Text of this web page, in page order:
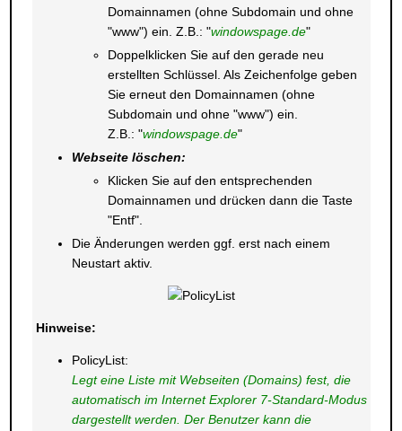
Domainnamen (ohne Subdomain und ohne
"www") ein. Z.B.: "windowspage.de"
Doppelklicken Sie auf den gerade neu
erstellten Schlüssel. Als Zeichenfolge geben
Sie erneut den Domainnamen (ohne
Subdomain und ohne "www") ein.
Z.B.: "windowspage.de"
Webseite löschen:
Klicken Sie auf den entsprechenden
Domainnamen und drücken dann die Taste
"Entf".
Die Änderungen werden ggf. erst nach einem
Neustart aktiv.
Hinweise:
PolicyList:
Legt eine Liste mit Webseiten (Domains) fest, die
automatisch im Internet Explorer 7-Standard-Modus
dargestellt werden. Der Benutzer kann die